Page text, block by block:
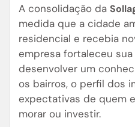
A consolidação da
medida que a cidade
residencial e recebia
empresa fortaleceu
desenvolver um
os bairros, o perfil dos
expectativas de quem
morar ou investir.